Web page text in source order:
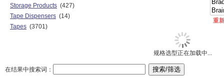
Storage Products (427)
Tape Dispensers (14)
Tapes (3701)
重
规格选型正在加载中...
在结果中搜索词：